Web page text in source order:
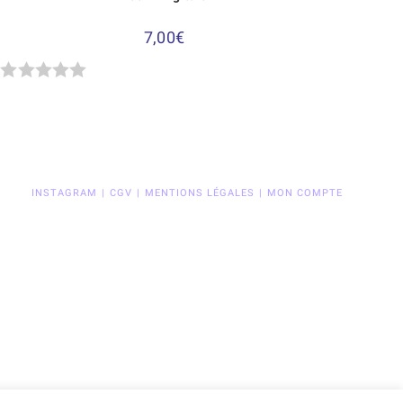
7,00€
INSTAGRAM CGV MENTIONS LÉGALES MON COMPTE